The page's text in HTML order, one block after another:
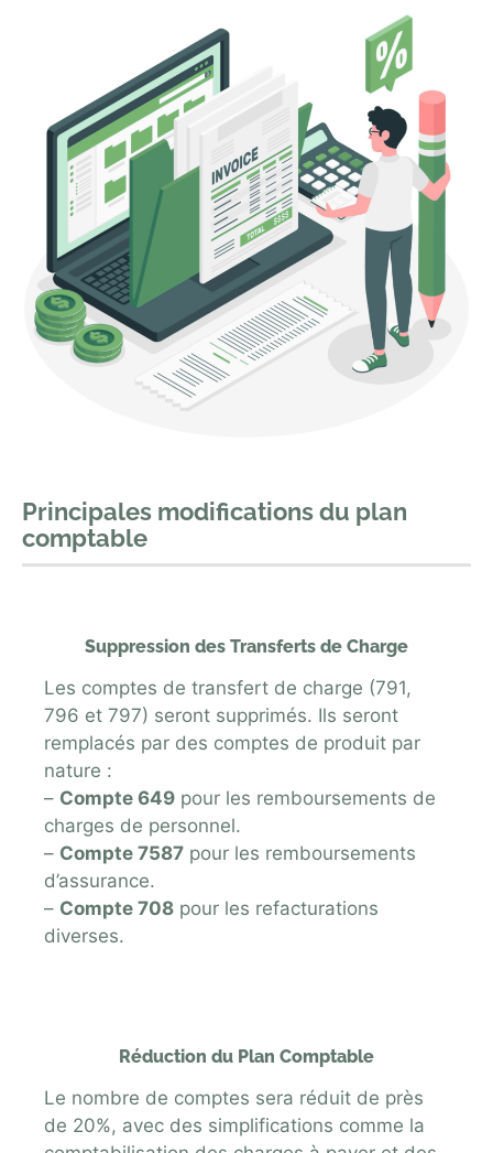
Principales modifications du plan
comptable
Suppression des Transferts de Charge
Les comptes de transfert de charge (791,
796 et 797) seront supprimés. Ils seront
remplacés par des comptes de produit par
nature :
– Compte 649 pour les remboursements de
charges de personnel.
– Compte 7587 pour les remboursements
d’assurance.
– Compte 708 pour les refacturations
diverses.
Réduction du Plan Comptable
Le nombre de comptes sera réduit de près
de 20%, avec des simplifications comme la